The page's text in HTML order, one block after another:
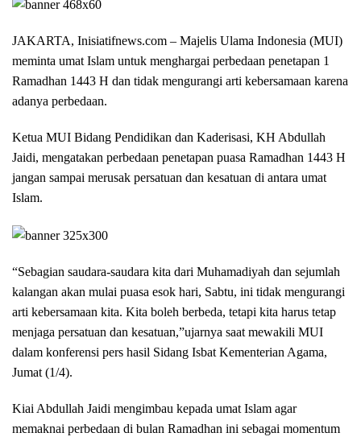
JAKARTA, Inisiatifnews.com – Majelis Ulama Indonesia (MUI)
meminta umat Islam untuk menghargai perbedaan penetapan 1
Ramadhan 1443 H dan tidak mengurangi arti kebersamaan karena
adanya perbedaan.
Ketua MUI Bidang Pendidikan dan Kaderisasi, KH Abdullah
Jaidi, mengatakan perbedaan penetapan puasa Ramadhan 1443 H
jangan sampai merusak persatuan dan kesatuan di antara umat
Islam.
“Sebagian saudara-saudara kita dari Muhamadiyah dan sejumlah
kalangan akan mulai puasa esok hari, Sabtu, ini tidak mengurangi
arti kebersamaan kita. Kita boleh berbeda, tetapi kita harus tetap
menjaga persatuan dan kesatuan,”ujarnya saat mewakili MUI
dalam konferensi pers hasil Sidang Isbat Kementerian Agama,
Jumat (1/4).
Kiai Abdullah Jaidi mengimbau kepada umat Islam agar
memaknai perbedaan di bulan Ramadhan ini sebagai momentum